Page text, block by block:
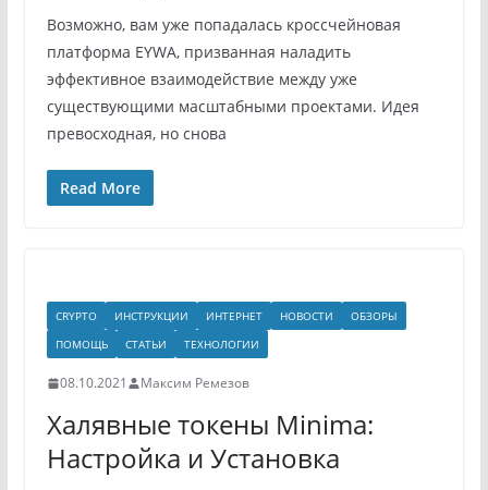
Возможно, вам уже попадалась кроссчейновая
платформа EYWA, призванная наладить
эффективное взаимодействие между уже
существующими масштабными проектами. Идея
превосходная, но снова
Read More
CRYPTO ИНСТРУКЦИИ ИНТЕРНЕТ НОВОСТИ
ОБЗОРЫ
ПОМОЩЬ
СТАТЬИ ТЕХНОЛОГИИ
08.10.2021 Максим Ремезов
Халявные токены Minima:
Настройка и Установка